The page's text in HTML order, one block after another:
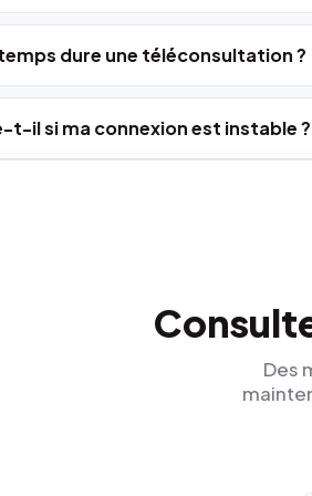
dure une téléconsultation ?
t-il si ma connexion est instable ?
Des